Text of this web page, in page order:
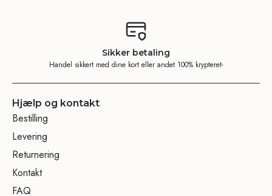
Sikker betaling
Handel sikkert med dine kort eller andet 100% krypteret-
Hjælp og kontakt
Bestilling
Levering
Returnering
Kontakt
FAQ